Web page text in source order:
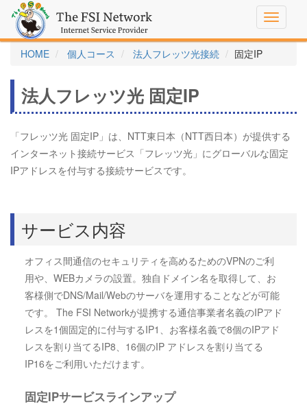
Toggle
HOME
個人コース 法人フレッツ光接続 固定IP
法人フレッツ光 固定IP
「フレッツ光 固定IP」は、NTT東日本（NTT西日本）が提供する
インターネット接続サービス「フレッツ光」にグローバルな固定
IPアドレスを付与する接続サービスです。
サービス内容
オフィス間通信のセキュリティを高めるためのVPNのご利
用や、WEBカメラの設置。独自ドメイン名を取得して、お
客様側でDNS/Mail/Webのサーバを運用することなどが可能
です。 The FSI Networkが提携する通信事業者名義のIPアド
レスを1個固定的に付与するIP1、お客様名義で8個のIPアド
レスを割り当てるIP8、16個のIP アドレスを割り当てる
IP16をご利用いただけます。
固定IPサービスラインアップ